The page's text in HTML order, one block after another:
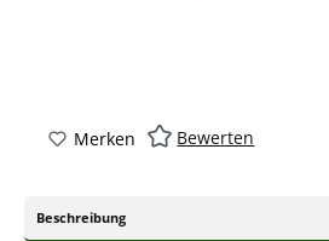
Merken Bewerten
Beschreibung